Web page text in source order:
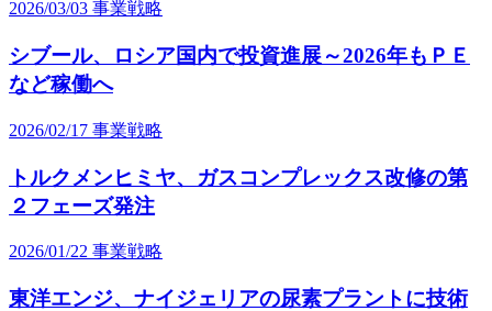
2026/03/03 事業戦略
シブール、ロシア国内で投資進展～2026年もＰＥ
など稼働へ
2026/02/17 事業戦略
トルクメンヒミヤ、ガスコンプレックス改修の第
２フェーズ発注
2026/01/22 事業戦略
東洋エンジ、ナイジェリアの尿素プラントに技術